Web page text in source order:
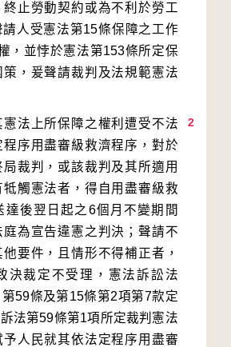
止勞動契約或為不利於勞工
人受憲法第15條保障之工作
，並悖於憲法第153條所定保
，爰聲請裁判及法規範憲法
2
法上所保障之權利遭受不法
序用盡審級救濟程序，對於
裁判，或該裁判及其所適用
觸憲法者，得自用盡審級救
達後翌日起之6個月不變期間
為宣告違憲之判決；聲請不
要件，且情形不得補正者，
決裁定不受理，憲法訴訟法
第59條及第15條第2項第7款定
法第59條第1項所定裁判憲法
人民就其依法定程序用盡審